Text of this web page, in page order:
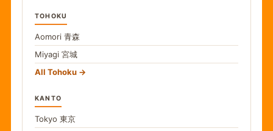
TOHOKU
Aomori 青森
Miyagi 宮城
All Tohoku
KANTO
Tokyo 東京